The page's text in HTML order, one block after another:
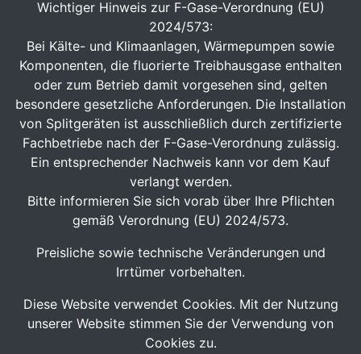
Wichtiger Hinweis zur F-Gase-Verordnung (EU)
2024/573:
Bei Kälte- und Klimaanlagen, Wärmepumpen sowie
Komponenten, die fluorierte Treibhausgase enthalten
oder zum Betrieb damit vorgesehen sind, gelten
besondere gesetzliche Anforderungen. Die Installation
von Splitgeräten ist ausschließlich durch zertifizierte
Fachbetriebe nach der F-Gase-Verordnung zulässig.
Ein entsprechender Nachweis kann vor dem Kauf
verlangt werden.
Bitte informieren Sie sich vorab über Ihre Pflichten
gemäß Verordnung (EU) 2024/573.
Preisliche sowie technische Veränderungen und
Irrtümer vorbehalten.
Diese Website verwendet Cookies. Mit der Nutzung
unserer Website stimmen Sie der Verwendung von
Cookies zu.